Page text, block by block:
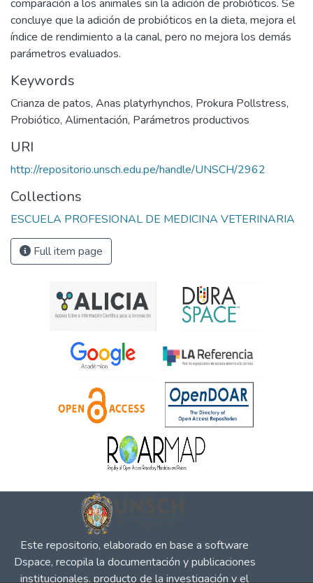
comparación a los animales sin la adición de probióticos. Se
concluye que la adición de probióticos en la dieta, mejora el
índice de rendimiento a la canal, pero no mejora los demás
parámetros evaluados.
Keywords
Crianza de patos, Anas platyrhynchos, Prokura Pollstress,
Probiótico, Alimentación, Parámetros productivos
URI
http://repositorio.unsch.edu.pe/handle/UNSCH/2962
Collections
ESCUELA PROFESIONAL DE MEDICINA VETERINARIA
Full item page
Este repositorio, elaborado en base a software
Dspace, recopila la documentación y publicaciones
institucionales, producto de la investigación y el